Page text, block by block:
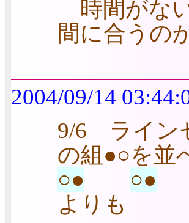
時間がな
間に合うの
2004/09/14
9/6 ライン
の組●○を並
○●
○●
よりも